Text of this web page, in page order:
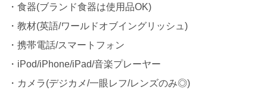
・食器(ブランド食器は使用品OK)
・教材(英語/ワールドオブイングリッシュ)
・携帯電話/スマートフォン
・iPod/iPhone/iPad/音楽プレーヤー
・カメラ(デジカメ/一眼レフ/レンズのみ◎)